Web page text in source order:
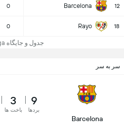
12
Barcelona
0
18
Rayo
0
جدول و جایگاه LaLiga
سر به سر
Barcelona
9
بردها
3
باخت ها